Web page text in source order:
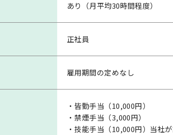
あり（月平均30時間程度）
正社員
雇用期間の定めなし
・皆勤手当（10,000円）
・禁煙手当（3,000円）
・技能手当（10,000円）当社